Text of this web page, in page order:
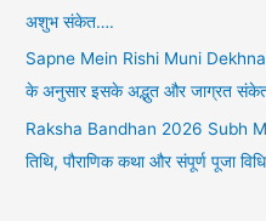
अशुभ संकेत….
Sapne Mein Rishi Muni Dekhna
के अनुसार इसके अद्भुत और जाग्रत
Raksha Bandhan 2026 Subh
तिथि, पौराणिक कथा और संपूर्ण पूजा